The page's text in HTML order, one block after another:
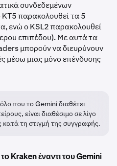
συνδεδεμένων
KT5 παρακολουθεί τα 5
ενώ ο KSL2 παρακολουθεί
επιπέδου). Με αυτά τα
μπορούν να διευρύνουν
μέσω μιας μόνο επένδυσης
που το Gemini διαθέτει
είναι διαθέσιμο σε λίγο
τη στιγμή της συγγραφής.
το Kraken έναντι του Gemini